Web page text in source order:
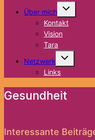
Über mich
Untermenü
Kontakt
Vision
Tara
Netzwerk
Untermenü
Links
Gesundheit
Interessante